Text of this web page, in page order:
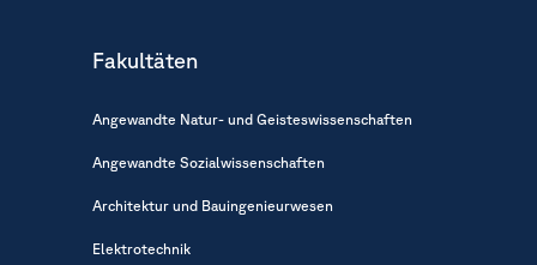
Fakultäten
Angewandte Natur- und Geisteswissenschaften
Angewandte Sozialwissenschaften
Architektur und Bauingenieurwesen
Elektrotechnik